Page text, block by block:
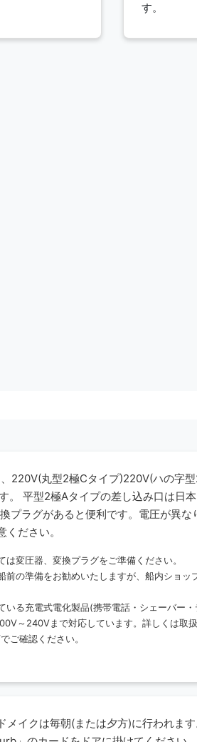
す。
220V(丸型2極Cタイプ)220V(ハの字
。 平型2極Aタイプの差し込み口は日本
プラグがあると便利です。電圧が異な
ださい。
変圧器、変換プラグをご準備ください。
前の準備をお勧めいたしますが、船内ショッ
いる充電式電化製品(携帯電話・シェーバー
～240Vまで対応しています。詳しくは取
ご確認ください。
メイクは毎朝(または夕方)に行われま